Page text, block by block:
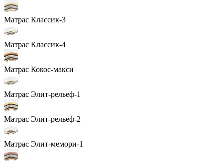
Матрас Классик-3
Матрас Классик-4
Матрас Кокос-макси
Матрас Элит-рельеф-1
Матрас Элит-рельеф-2
Матрас Элит-мемори-1